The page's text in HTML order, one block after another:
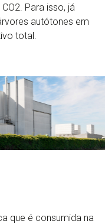
Para isso, já
autótones em
total.
que é consumida na